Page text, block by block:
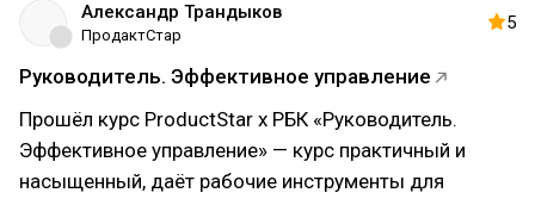
Александр Трандыков
ПродактСтар
5
Руководитель. Эффективное управление
Прошёл курс ProductStar х РБК «Руководитель.
Эффективное управление» — курс практичный и
насыщенный, даёт рабочие инструменты для